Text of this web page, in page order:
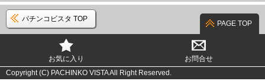
パチンコビスタ TOP
PAGE TOP
お気に入り
お問合せ
Copyright (C) PACHINKO VISTA All Right Reserved.